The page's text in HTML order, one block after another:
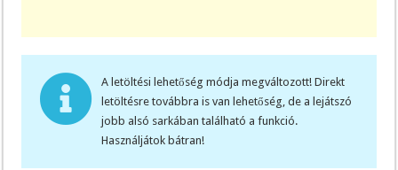
A letöltési lehetőség módja megváltozott! Direkt
letöltésre továbbra is van lehetőség, de a lejátszó
jobb alsó sarkában található a funkció.
Használjátok bátran!